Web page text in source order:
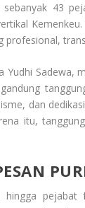
43
profesional,
Yudhi Sadewa,
dan
itu,
pejabat